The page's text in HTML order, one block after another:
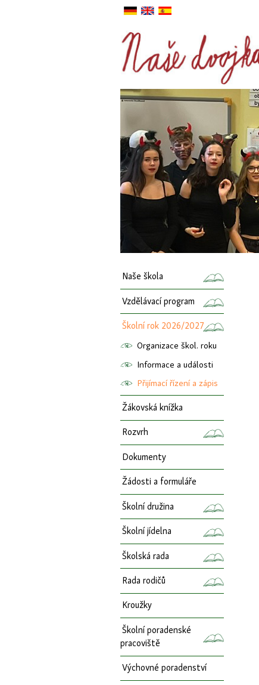
DE ANJ ESP
Naše škola
Vzdělávací program
Školní rok 2026/2027
Organizace škol. roku
Informace a události
Přijímací řízení a zápis
Žákovská knížka
Rozvrh
Dokumenty
Žádosti a formuláře
Školní družina
Školní jídelna
Školská rada
Rada rodičů
Kroužky
Školní poradenské
pracoviště
Výchovné poradenství